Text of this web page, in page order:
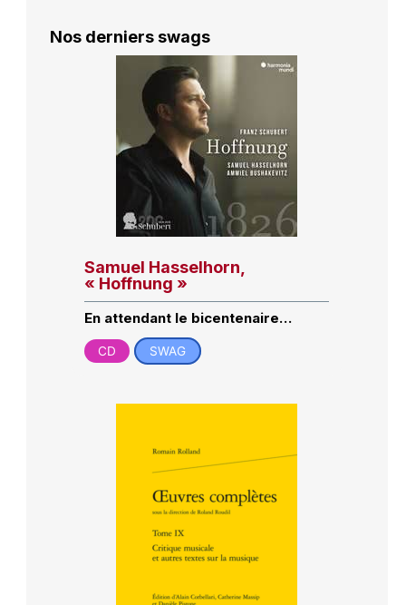
Nos derniers swags
Samuel Hasselhorn,
« Hoffnung »
En attendant le bicentenaire…
CD SWAG